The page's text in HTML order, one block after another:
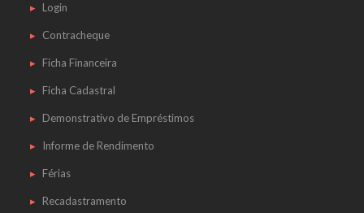
Login
Contracheque
Ficha Financeira
Ficha Cadastral
Demonstrativo de Empréstimos
Informe de Rendimento
Férias
Recadastramento